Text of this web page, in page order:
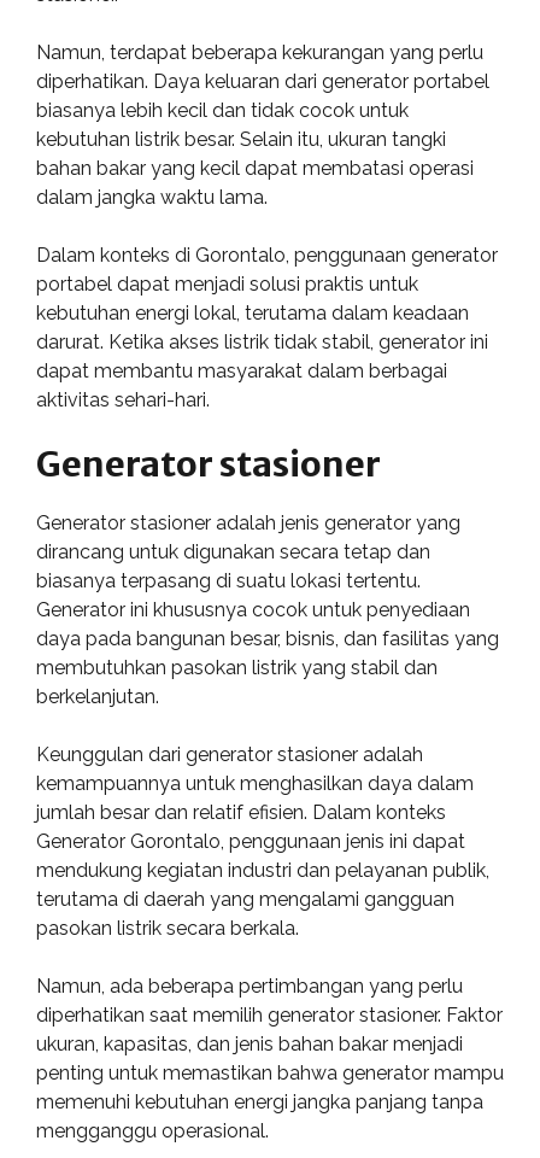
Namun, terdapat beberapa kekurangan yang perlu
diperhatikan. Daya keluaran dari generator portabel
biasanya lebih kecil dan tidak cocok untuk
kebutuhan listrik besar. Selain itu, ukuran tangki
bahan bakar yang kecil dapat membatasi operasi
dalam jangka waktu lama.
Dalam konteks di Gorontalo, penggunaan generator
portabel dapat menjadi solusi praktis untuk
kebutuhan energi lokal, terutama dalam keadaan
darurat. Ketika akses listrik tidak stabil, generator ini
dapat membantu masyarakat dalam berbagai
aktivitas sehari-hari.
Generator stasioner
Generator stasioner adalah jenis generator yang
dirancang untuk digunakan secara tetap dan
biasanya terpasang di suatu lokasi tertentu.
Generator ini khususnya cocok untuk penyediaan
daya pada bangunan besar, bisnis, dan fasilitas yang
membutuhkan pasokan listrik yang stabil dan
berkelanjutan.
Keunggulan dari generator stasioner adalah
kemampuannya untuk menghasilkan daya dalam
jumlah besar dan relatif efisien. Dalam konteks
Generator Gorontalo, penggunaan jenis ini dapat
mendukung kegiatan industri dan pelayanan publik,
terutama di daerah yang mengalami gangguan
pasokan listrik secara berkala.
Namun, ada beberapa pertimbangan yang perlu
diperhatikan saat memilih generator stasioner. Faktor
ukuran, kapasitas, dan jenis bahan bakar menjadi
penting untuk memastikan bahwa generator mampu
memenuhi kebutuhan energi jangka panjang tanpa
mengganggu operasional.